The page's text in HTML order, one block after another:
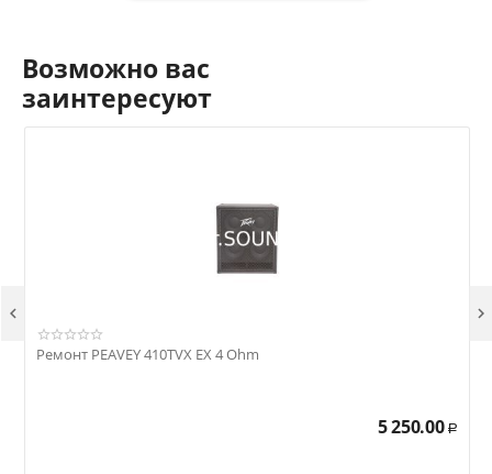
Возможно вас
заинтересуют
Ремонт PEAVEY 410TVX EX 4 Ohm
5 250.00 Р
 